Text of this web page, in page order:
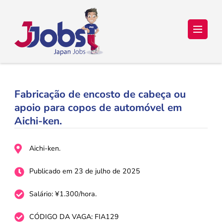
Japan Jobs Online – Trabalho e
Estudo no Japão
Seu sonho de ir para o Japão está a um passo de se tornar
realidade!
Fabricação de encosto de cabeça ou
apoio para copos de automóvel em
Aichi-ken.
Aichi-ken.
Publicado em 23 de julho de 2025
Salário: ¥1.300/hora.
CÓDIGO DA VAGA: FIA129